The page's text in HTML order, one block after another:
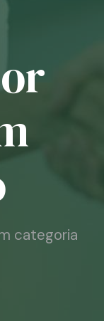
categoria